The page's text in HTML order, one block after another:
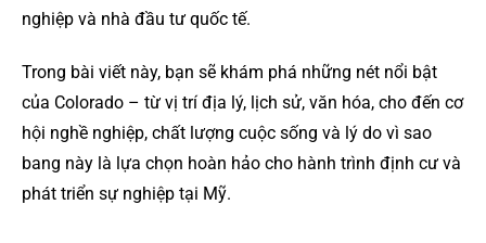
nghiệp và nhà đầu tư quốc tế.
Trong bài viết này, bạn sẽ khám phá những nét nổi bật
của Colorado – từ vị trí địa lý, lịch sử, văn hóa, cho đến cơ
hội nghề nghiệp, chất lượng cuộc sống và lý do vì sao
bang này là lựa chọn hoàn hảo cho hành trình định cư và
phát triển sự nghiệp tại Mỹ.